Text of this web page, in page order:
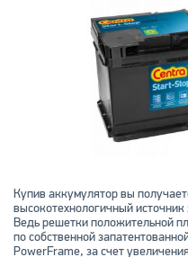
Купив аккумулятор вы
высокотехнологичный источник
Ведь решетки положительной
по собственной
PowerFrame, за счет